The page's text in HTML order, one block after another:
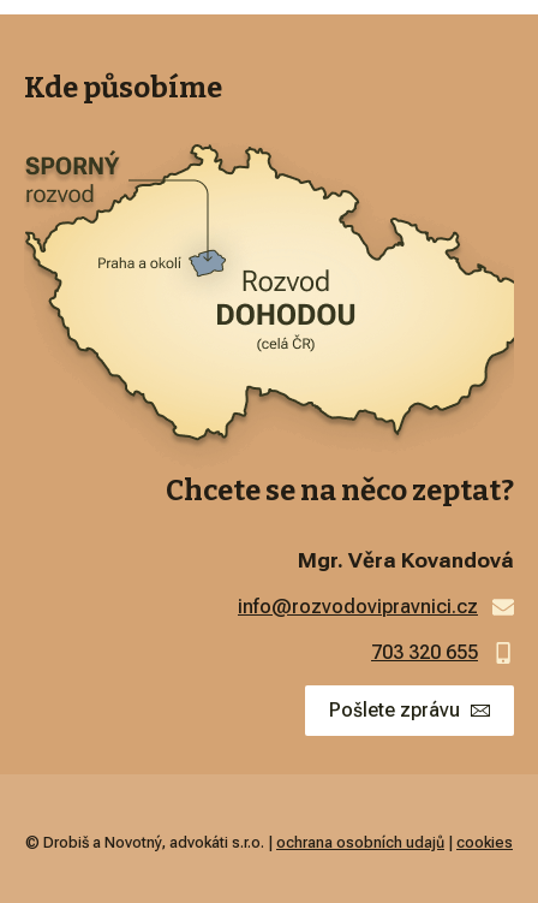
Kde působíme
Chcete se na něco zeptat?
Mgr. Věra Kovandová
info@rozvodovipravnici.cz
703 320 655
Pošlete zprávu
© Drobiš a Novotný, advokáti s.r.o. | ochrana osobních udajů cookies